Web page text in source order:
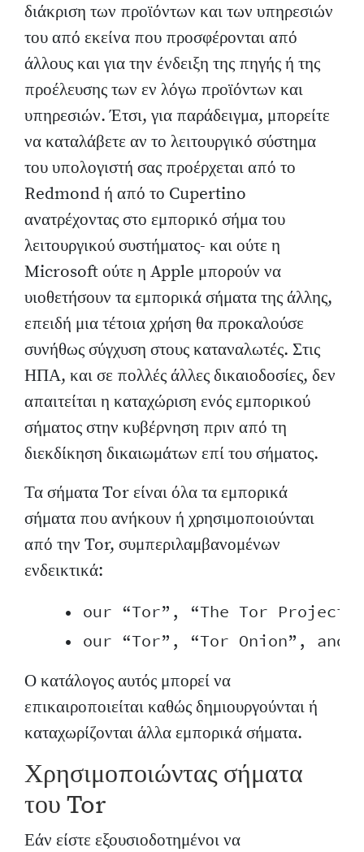
διάκριση των προϊόντων και των υπηρεσιών
του από εκείνα που προσφέρονται από
άλλους και για την ένδειξη της πηγής ή της
προέλευσης των εν λόγω προϊόντων και
υπηρεσιών. Έτσι, για παράδειγμα, μπορείτε
να καταλάβετε αν το λειτουργικό σύστημα
του υπολογιστή σας προέρχεται από το
Redmond ή από το Cupertino
ανατρέχοντας στο εμπορικό σήμα του
λειτουργικού συστήματος- και ούτε η
Microsoft ούτε η Apple μπορούν να
υιοθετήσουν τα εμπορικά σήματα της άλλης,
επειδή μια τέτοια χρήση θα προκαλούσε
συνήθως σύγχυση στους καταναλωτές. Στις
ΗΠΑ, και σε πολλές άλλες δικαιοδοσίες, δεν
απαιτείται η καταχώριση ενός εμπορικού
σήματος στην κυβέρνηση πριν από τη
διεκδίκηση δικαιωμάτων επί του σήματος.
Τα σήματα Tor είναι όλα τα εμπορικά
σήματα που ανήκουν ή χρησιμοποιούνται
από την Tor, συμπεριλαμβανομένων
ενδεικτικά:
• our “Tor”, “The Tor
Ο κατάλογος αυτός μπορεί να
επικαιροποιείται καθώς δημιουργούνται ή
καταχωρίζονται άλλα εμπορικά σήματα.
Χρησιμοποιώντας σήματα
του Tor
Εάν είστε εξουσιοδοτημένοι να